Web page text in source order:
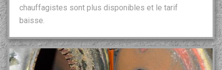
chauffagistes sont plus disponibles et le tarif
baisse.